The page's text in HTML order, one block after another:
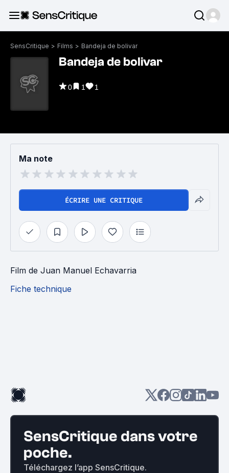
SensCritique > Films > Bandeja de bolivar
Bandeja de bolivar
0 1 1
Ma note
ÉCRIRE UNE CRITIQUE
Film de Juan Manuel Echavarria
Fiche technique
SensCritique dans votre
poche.
Téléchargez l’app SensCritique.